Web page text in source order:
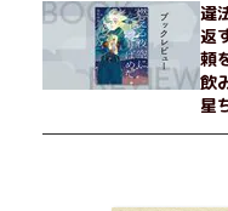
違
返
頼
飲
星